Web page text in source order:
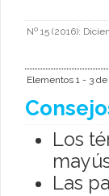
Nº 15 (2016):
Elementos 1 - 3 de
Los
Las